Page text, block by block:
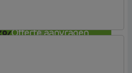
Offerte aanvragen